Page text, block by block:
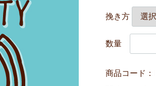
挽き方
数量
商品コード：